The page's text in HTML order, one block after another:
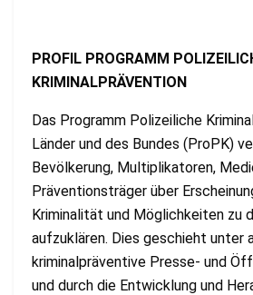
PROFIL PROGRAMM
KRIMINALPRÄVENTION
Das Programm Polizeiliche
Länder und des Bundes (ProPK)
Bevölkerung, Multiplikatoren,
Präventionsträger über
Kriminalität und Möglichkeiten zu
aufzuklären. Dies geschieht unter
kriminalpräventive Presse- und
und durch die Entwicklung und